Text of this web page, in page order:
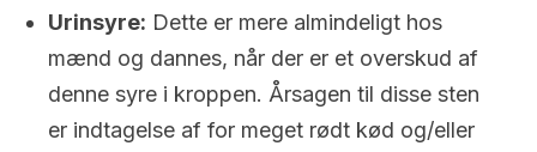
Urinsyre: Dette er mere almindeligt hos
mænd og dannes, når der er et overskud af
denne syre i kroppen. Årsagen til disse sten
er indtagelse af for meget rødt kød og/eller